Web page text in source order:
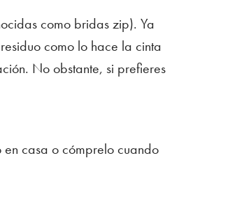
como bridas zip). Ya
como lo hace la cinta
No obstante, si prefieres
casa o cómprelo cuando